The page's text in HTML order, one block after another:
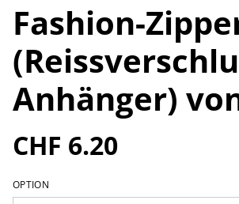
Fashion-
Anhänger)
CHF 6.20
OPTION